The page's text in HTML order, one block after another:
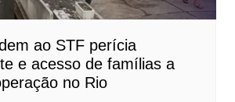
ao STF perícia
e acesso de famílias a
no Rio